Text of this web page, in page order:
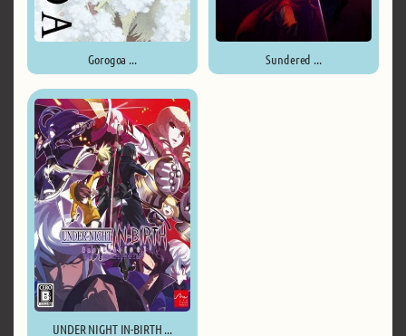
Gorogoa ... Sundered ...
UNDER NIGHT IN-BIRTH ...